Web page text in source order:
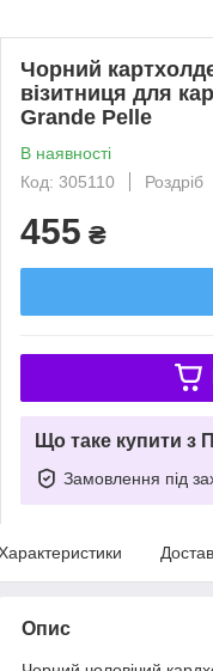
Чорний
візитниця для
Grande Pelle
В наявності
Код: 305110
Роздріб
455 ₴
Що таке купити з
Замовлення під
Опис